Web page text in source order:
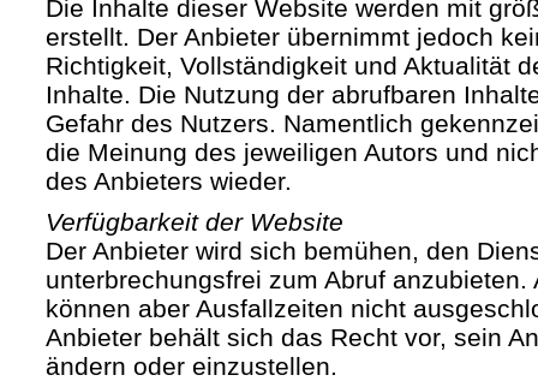
Die Inhalte dieser Website werden mit
erstellt. Der Anbieter übernimmt jedoch
Richtigkeit, Vollständigkeit und Aktualität
Inhalte. Die Nutzung der abrufbaren
Gefahr des Nutzers. Namentlich
die Meinung des jeweiligen Autors und
des Anbieters wieder.
Verfügbarkeit der Website
Der Anbieter wird sich bemühen, den
unterbrechungsfrei zum Abruf anzubieten.
können aber Ausfallzeiten nicht
Anbieter behält sich das Recht vor, sein
ändern oder einzustellen.